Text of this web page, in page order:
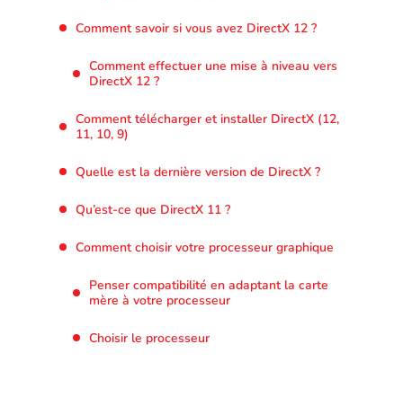
Comment savoir si vous avez DirectX 12 ?
Comment effectuer une mise à niveau vers
DirectX 12 ?
Comment télécharger et installer DirectX (12,
11, 10, 9)
Quelle est la dernière version de DirectX ?
Qu’est-ce que DirectX 11 ?
Comment choisir votre processeur graphique
Penser compatibilité en adaptant la carte
mère à votre processeur
Choisir le processeur